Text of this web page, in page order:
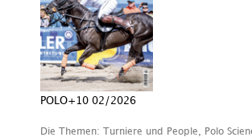
POLO+10 02/2026
Die Themen: Turniere und People, Polo